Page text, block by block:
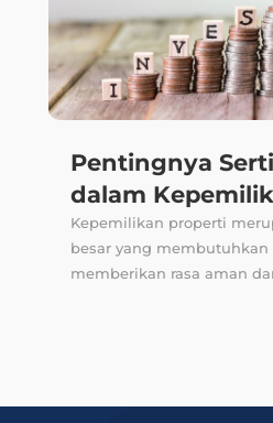
Pentingnya
dalam
Kepemilikan properti
besar yang
memberikan rasa aman